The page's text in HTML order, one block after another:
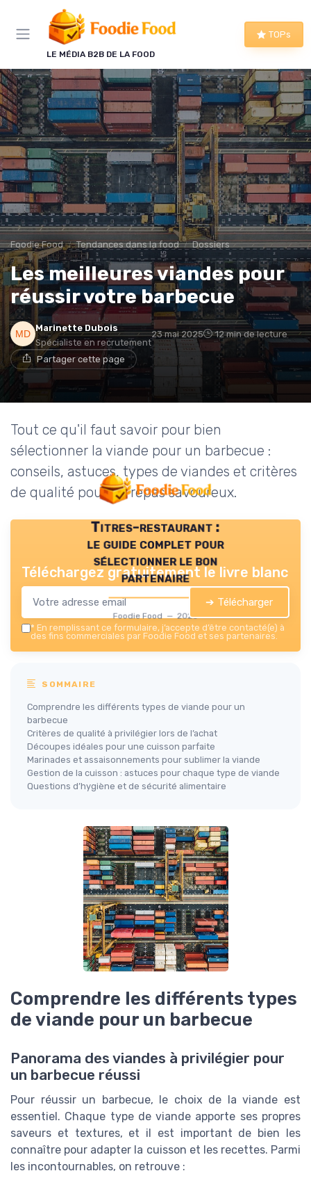
LE MÉDIA B2B DE LA FOOD
TOPs
Foodie Food Tendances dans la food Dossiers
Les meilleures viandes pour
réussir votre barbecue
Marinette Dubois
Spécialiste en recrutement
23 mai 2025 12 min de lecture
Partager cette page
Tout ce qu'il faut savoir pour bien
sélectionner la viande pour un barbecue :
conseils, astuces, types de viandes et critères
de qualité pour un repas savoureux.
Titres-restaurant :
le guide complet pour
sélectionner le bon
partenaire
Foodie Food — 2026
Téléchargez gratuitement le livre blanc
➔ Télécharger
* En remplissant ce formulaire, j’accepte d’être contacté(e) à
des fins commerciales par Foodie Food et ses partenaires.
SOMMAIRE
Comprendre les différents types de viande pour un
barbecue
Critères de qualité à privilégier lors de l’achat
Découpes idéales pour une cuisson parfaite
Marinades et assaisonnements pour sublimer la viande
Gestion de la cuisson : astuces pour chaque type de viande
Questions d’hygiène et de sécurité alimentaire
Comprendre les différents types
de viande pour un barbecue
Panorama des viandes à privilégier pour
un barbecue réussi
Pour réussir un barbecue, le choix de la viande est
essentiel. Chaque type de viande apporte ses propres
saveurs et textures, et il est important de bien les
connaître pour adapter la cuisson et les recettes. Parmi
les incontournables, on retrouve :
Panneau de gestion des cookies